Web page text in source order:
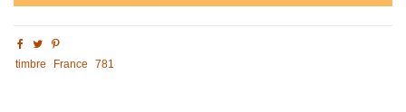
timbre France 781